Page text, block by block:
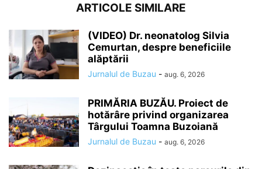
ARTICOLE SIMILARE
(VIDEO) Dr. neonatolog Silvia
Cemurtan, despre beneficiile
alăptării
Jurnalul de Buzau - aug. 6, 2026
PRIMĂRIA BUZĂU. Proiect de
hotărâre privind organizarea
Târgului Toamna Buzoiană
Jurnalul de Buzau - aug. 6, 2026